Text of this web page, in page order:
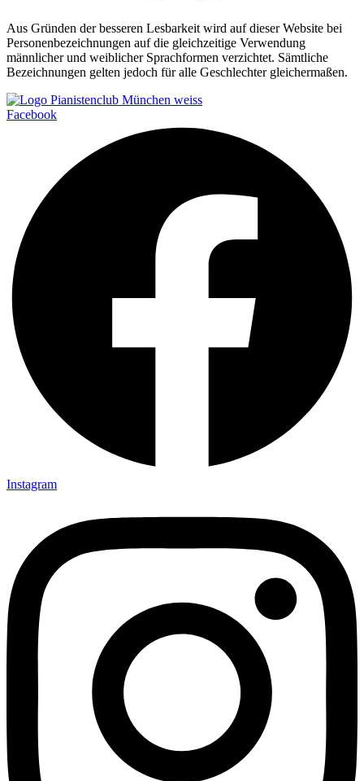
Aus Gründen der besseren Lesbarkeit wird auf dieser Website bei
Personenbezeichnungen auf die gleichzeitige Verwendung
männlicher und weiblicher Sprachformen verzichtet. Sämtliche
Bezeichnungen gelten jedoch für alle Geschlechter gleichermaßen.
Facebook
Instagram